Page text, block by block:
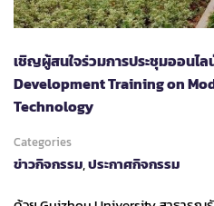
เชิญผู้สนใจร่วมการประชุมออนไ
Development Training on
Technology
Categories
ข่าวกิจกรรม,ประกาศกิจกรรม